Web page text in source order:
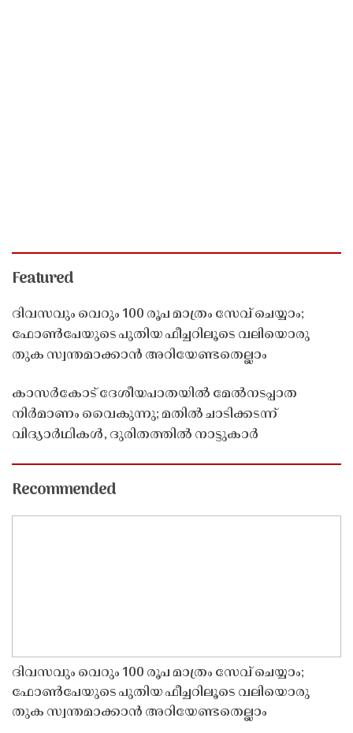
Featured
ദിവസവും വെറും 100 രൂപ മാത്രം സേവ് ചെയ്യാം;
ഫോൺപേയുടെ പുതിയ ഫീച്ചറിലൂടെ വലിയൊരു
തുക സ്വന്തമാക്കാൻ അറിയേണ്ടതെല്ലാം
കാസർകോട് ദേശീയപാതയിൽ മേൽനടപ്പാത
നിർമാണം വൈകുന്നു; മതിൽ ചാടിക്കടന്ന്
വിദ്യാർഥികൾ, ദുരിതത്തിൽ നാട്ടുകാർ
Recommended
ദിവസവും വെറും 100 രൂപ മാത്രം സേവ് ചെയ്യാം;
ഫോൺപേയുടെ പുതിയ ഫീച്ചറിലൂടെ വലിയൊരു
തുക സ്വന്തമാക്കാൻ അറിയേണ്ടതെല്ലാം